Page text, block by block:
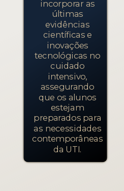
incorporar as
últimas
evidências
científicas e
inovações
tecnológicas no
cuidado
intensivo,
assegurando
que os alunos
estejam
preparados para
as necessidades
contemporâneas
da UTI.